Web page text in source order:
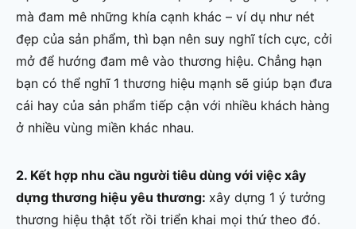
mà đam mê những khía cạnh khác – ví dụ như nét
đẹp của sản phẩm, thì bạn nên suy nghĩ tích cực, cởi
mở để hướng đam mê vào thương hiệu. Chẳng hạn
bạn có thể nghĩ 1 thương hiệu mạnh sẽ giúp bạn đưa
cái hay của sản phẩm tiếp cận với nhiều khách hàng
ở nhiều vùng miền khác nhau.
2. Kết hợp nhu cầu người tiêu dùng với việc xây
dựng thương hiệu yêu thương: xây dựng 1 ý tưởng
thương hiệu thật tốt rồi triển khai mọi thứ theo đó.